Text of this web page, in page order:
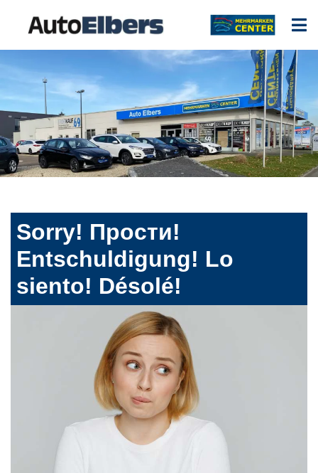
Sorry! Прости!
Entschuldigung! Lo
siento! Désolé!